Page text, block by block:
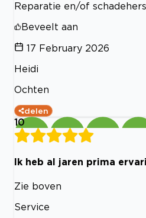
Reparatie en/of
Beveelt aan
17 February 2026
Heidi
Ochten
delen
10
Ik heb al jaren prima
Zie boven
Service